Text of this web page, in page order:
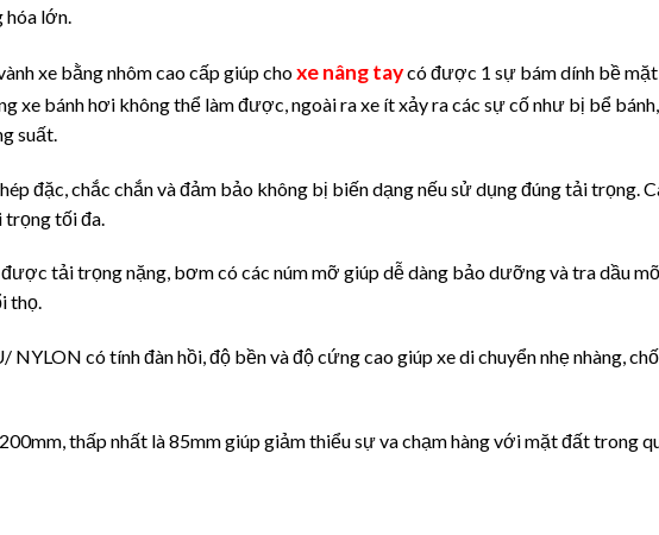
hóa lớn.
xe bằng nhôm cao cấp giúp choxe nâng taycó được 1 sự bám dính bề
xe bánh hơi không thể làm được, ngoài ra xe ít xảy ra các sự cố như bị bể
suất.
đặc, chắc chắn và đảm bảo không bị biến dạng nếu sử dụng đúng tải trọng.
trọng tối đa.
được tải trọng nặng, bơm có các núm mỡ giúp dễ dàng bảo dưỡng và tra dầu
thọ.
NYLON có tính đàn hồi, độ bền và độ cứng cao giúp xe di chuyển nhẹ nhàng,
thấp nhất là 85mm giúp giảm thiểu sự va chạm hàng với mặt đất trong